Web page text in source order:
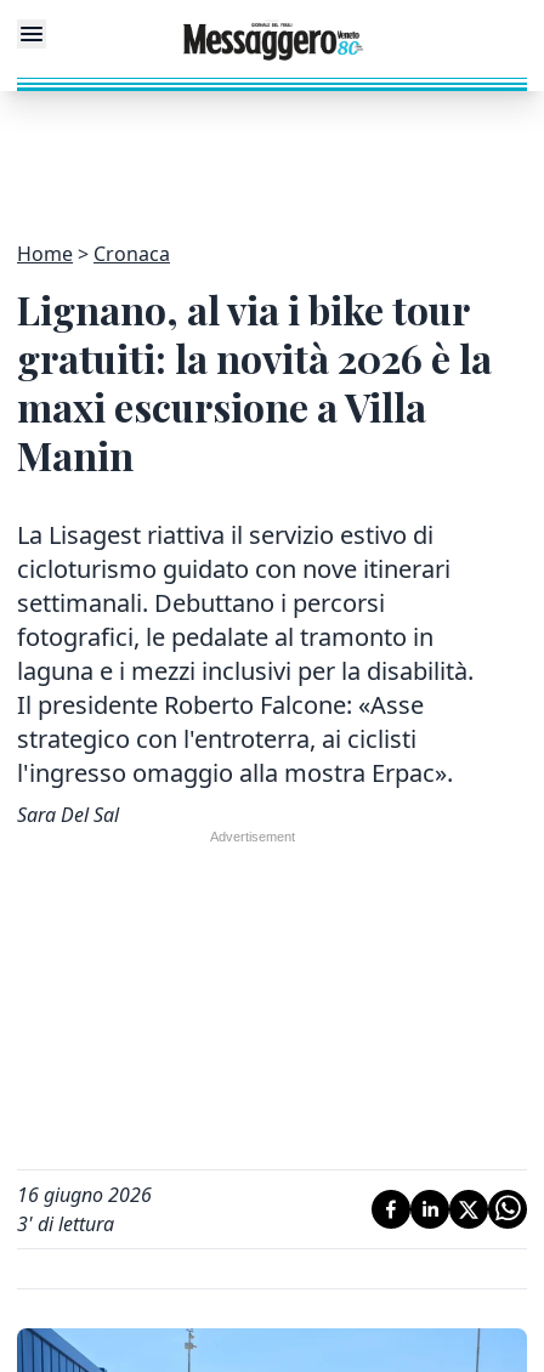
Home Cronaca
Lignano, al via i bike tour
gratuiti: la novità 2026 è la
maxi escursione a Villa
Manin
La Lisagest riattiva il servizio estivo di
cicloturismo guidato con nove itinerari
settimanali. Debuttano i percorsi
fotografici, le pedalate al tramonto in
laguna e i mezzi inclusivi per la disabilità.
Il presidente Roberto Falcone: «Asse
strategico con l'entroterra, ai ciclisti
l'ingresso omaggio alla mostra Erpac».
Sara Del Sal
16 giugno 2026
3' di lettura